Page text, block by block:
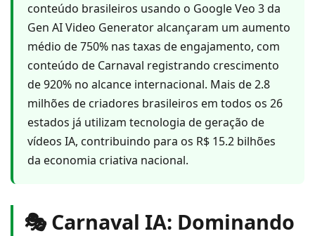
conteúdo brasileiros usando o Google Veo 3 da
Gen AI Video Generator alcançaram um aumento
médio de 750% nas taxas de engajamento, com
conteúdo de Carnaval registrando crescimento
de 920% no alcance internacional. Mais de 2.8
milhões de criadores brasileiros em todos os 26
estados já utilizam tecnologia de geração de
vídeos IA, contribuindo para os R$ 15.2 bilhões
da economia criativa nacional.
🎭 Carnaval IA: Dominando